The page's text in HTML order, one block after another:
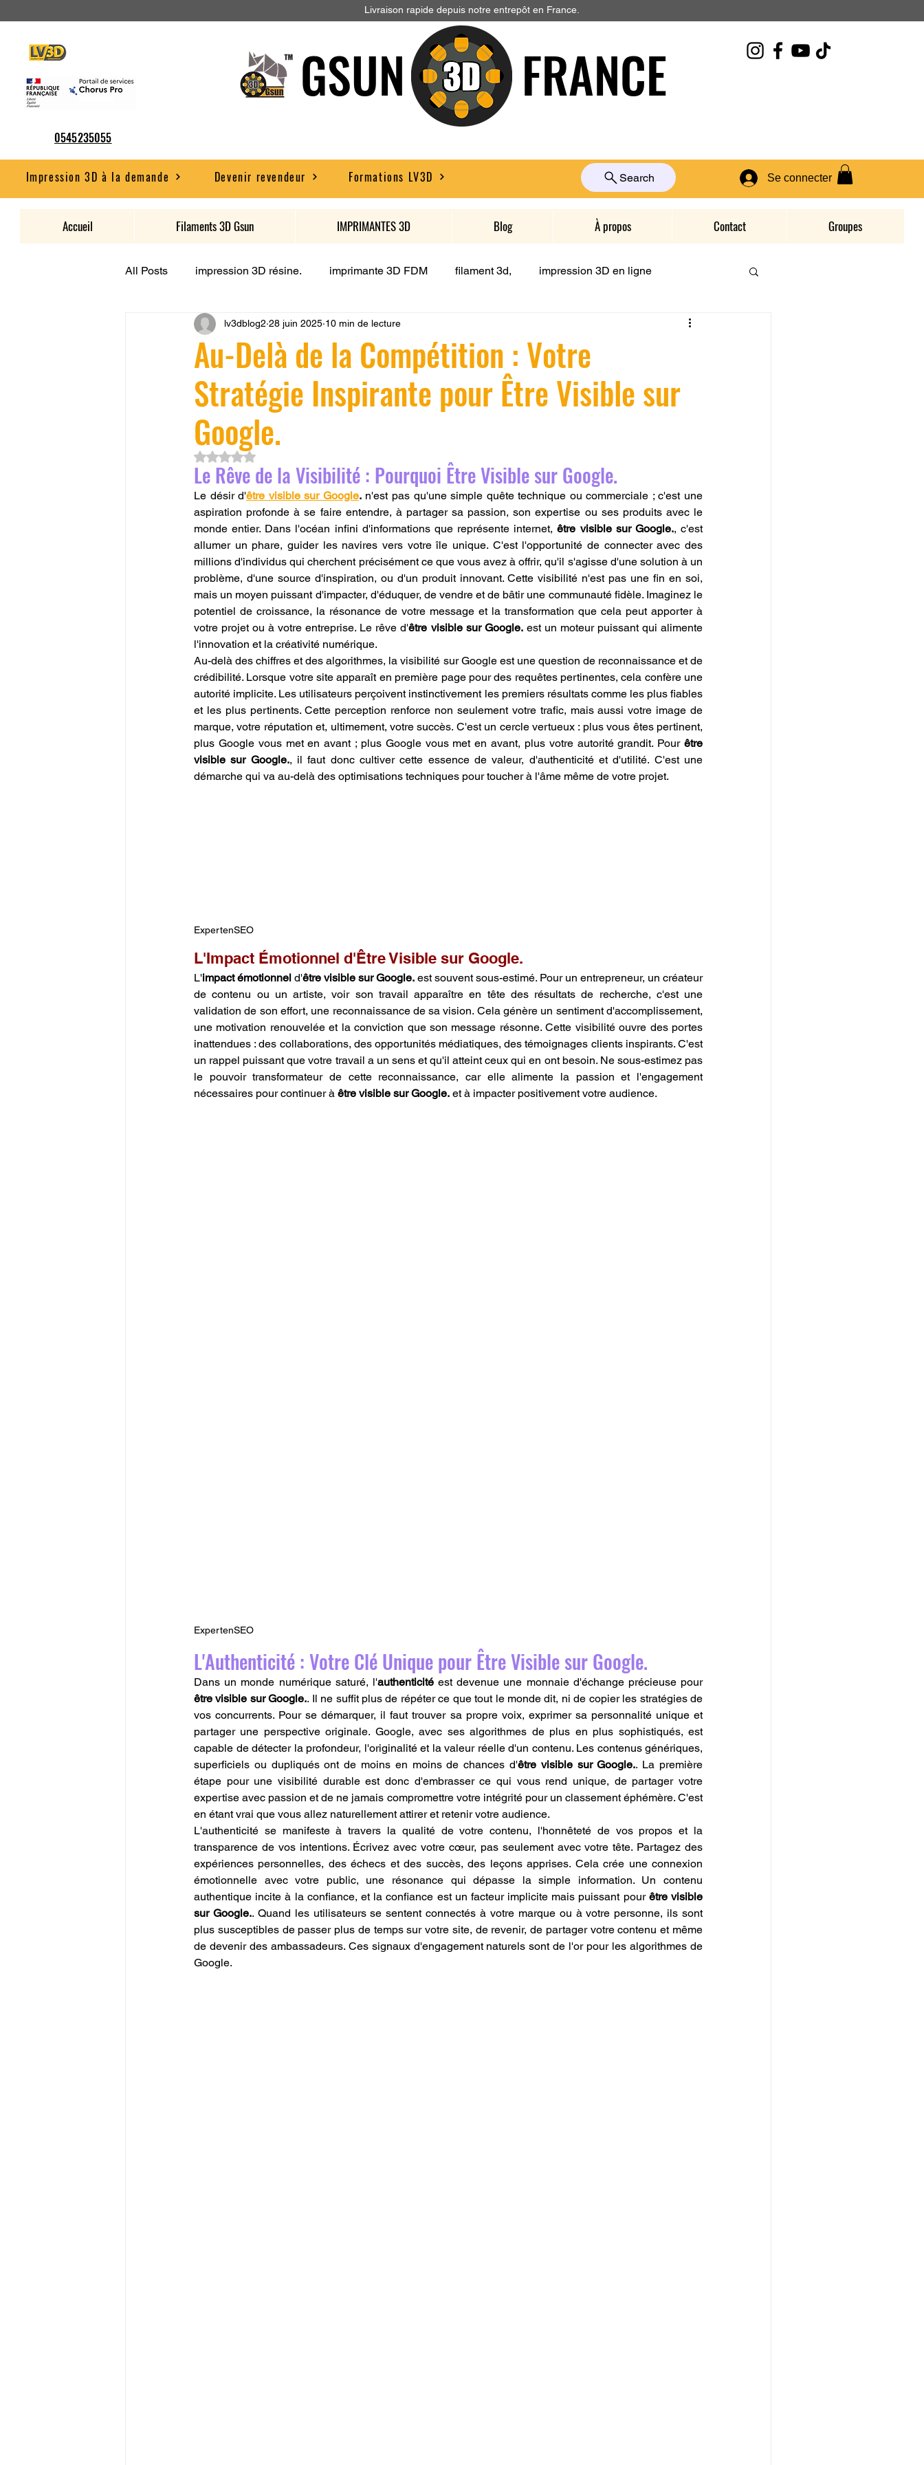
Livraison rapide depuis notre entrepôt en France.
0545235055
GSUN FRANCE
Impression 3D à la demande Devenir revendeur Formations LV3D Se connecter
Search
Accueil Filaments 3D Gsun IMPRIMANTES 3D Blog À propos Contact Groupes
All Posts impression 3D résine. imprimante 3D FDM filament 3d, impression 3D en ligne
CONCESSION LV3D JEU LV3D Formation
SCANNER 3D Formation à l'impression 3D CPF impression 3D à la demande Formation 3D en ligne.
filament 3D
Entretien imprimante 3D postraitement SNAPMAKER CRÉALITY SPARK X I7 CREALITY
Bambu Lab X2D fusion 360 fusion 360 Formation CREALITY PRINT
Au-Delà de la Compétition : Votre
Stratégie Inspirante pour Être Visible sur
Google.
lv3dblog2 28 juin 2025 10 min de lecture
Noté NaN étoiles sur 5.
Le Rêve de la Visibilité : Pourquoi Être Visible sur Google.
Le désir d'être visible sur Google. n'est pas qu'une simple quête technique ou commerciale ; c'est une
aspiration profonde à se faire entendre, à partager sa passion, son expertise ou ses produits avec le
monde entier. Dans l'océan infini d'informations que représente internet, être visible sur Google., c'est
allumer un phare, guider les navires vers votre île unique. C'est l'opportunité de connecter avec des
millions d'individus qui cherchent précisément ce que vous avez à offrir, qu'il s'agisse d'une solution à un
problème, d'une source d'inspiration, ou d'un produit innovant. Cette visibilité n'est pas une fin en soi,
mais un moyen puissant d'impacter, d'éduquer, de vendre et de bâtir une communauté fidèle. Imaginez le
potentiel de croissance, la résonance de votre message et la transformation que cela peut apporter à
votre projet ou à votre entreprise. Le rêve d'être visible sur Google. est un moteur puissant qui alimente
l'innovation et la créativité numérique.
Au-delà des chiffres et des algorithmes, la visibilité sur Google est une question de reconnaissance et de
crédibilité. Lorsque votre site apparaît en première page pour des requêtes pertinentes, cela confère une
autorité implicite. Les utilisateurs perçoivent instinctivement les premiers résultats comme les plus fiables
et les plus pertinents. Cette perception renforce non seulement votre trafic, mais aussi votre image de
marque, votre réputation et, ultimement, votre succès. C'est un cercle vertueux : plus vous êtes pertinent,
plus Google vous met en avant ; plus Google vous met en avant, plus votre autorité grandit. Pour être
visible sur Google., il faut donc cultiver cette essence de valeur, d'authenticité et d'utilité. C'est une
démarche qui va au-delà des optimisations techniques pour toucher à l'âme même de votre projet.
ExpertenSEO
L'Impact Émotionnel d'Être Visible sur Google.
L'impact émotionnel d'être visible sur Google. est souvent sous-estimé. Pour un entrepreneur, un créateur
de contenu ou un artiste, voir son travail apparaître en tête des résultats de recherche, c'est une
validation de son effort, une reconnaissance de sa vision. Cela génère un sentiment d'accomplissement,
une motivation renouvelée et la conviction que son message résonne. Cette visibilité ouvre des portes
inattendues : des collaborations, des opportunités médiatiques, des témoignages clients inspirants. C'est
un rappel puissant que votre travail a un sens et qu'il atteint ceux qui en ont besoin. Ne sous-estimez pas
le pouvoir transformateur de cette reconnaissance, car elle alimente la passion et l'engagement
nécessaires pour continuer à être visible sur Google. et à impacter positivement votre audience.
ExpertenSEO
L'Authenticité : Votre Clé Unique pour Être Visible sur Google.
Dans un monde numérique saturé, l'authenticité
est devenue une monnaie d'échange précieuse pour
être visible sur Google.. Il ne suffit plus de répéter ce que tout le monde dit, ni de copier les stratégies de
vos concurrents. Pour se démarquer, il faut trouver sa propre voix, exprimer sa personnalité unique et
partager une perspective originale. Google, avec ses algorithmes de plus en plus sophistiqués, est
capable de détecter la profondeur, l'originalité et la valeur réelle d'un contenu. Les contenus génériques,
superficiels ou dupliqués ont de moins en moins de chances d'être visible sur Google.. La première
étape pour une visibilité durable est donc d'embrasser ce qui vous rend unique, de partager votre
expertise avec passion et de ne jamais compromettre votre intégrité pour un classement éphémère. C'est
en étant vrai que vous allez naturellement attirer et retenir votre audience.
L'authenticité se manifeste à travers la qualité de votre contenu, l'honnêteté de vos propos et la
transparence de vos intentions. Écrivez avec votre cœur, pas seulement avec votre tête. Partagez des
expériences personnelles, des échecs et des succès, des leçons apprises. Cela crée une connexion
émotionnelle avec votre public, une résonance qui dépasse la simple information. Un contenu
authentique incite à la confiance, et la confiance est un facteur implicite mais puissant pour être visible
sur Google.. Quand les utilisateurs se sentent connectés à votre marque ou à votre personne, ils sont
plus susceptibles de passer plus de temps sur votre site, de revenir, de partager votre contenu et même
de devenir des ambassadeurs. Ces signaux d'engagement naturels sont de l'or pour les algorithmes de
Google.